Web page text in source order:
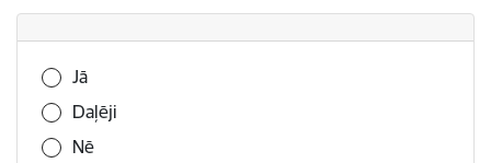
Vai šī informācija bija noderīga?
Jā
Daļēji
Nē